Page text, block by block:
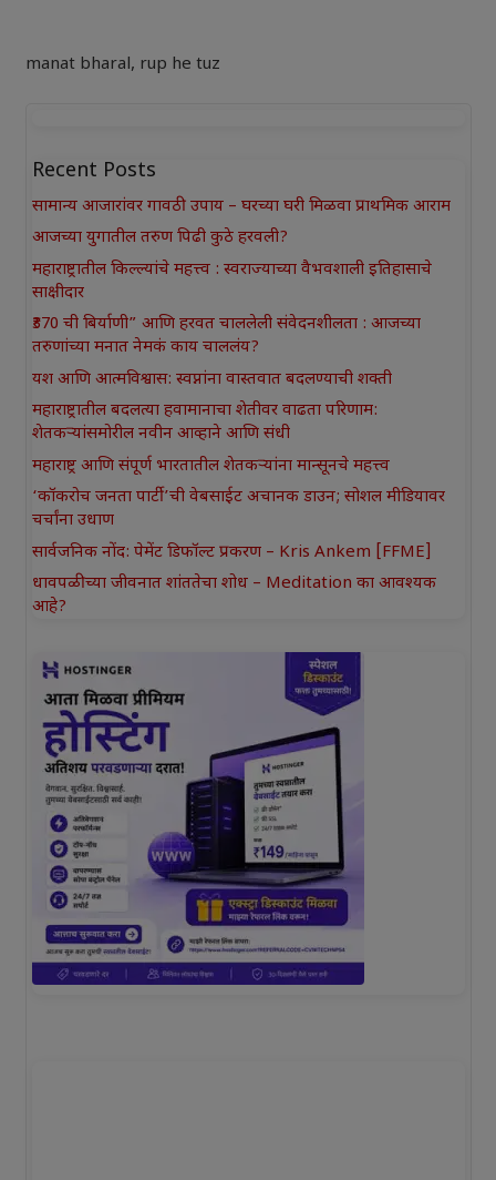
manat bharal, rup he tuz
Recent Posts
सामान्य आजारांवर गावठी उपाय – घरच्या घरी मिळवा प्राथमिक आराम
आजच्या युगातील तरुण पिढी कुठे हरवली?
महाराष्ट्रातील किल्ल्यांचे महत्त्व : स्वराज्याच्या वैभवशाली इतिहासाचे
साक्षीदार
₹370 ची बिर्याणी” आणि हरवत चाललेली संवेदनशीलता : आजच्या
तरुणांच्या मनात नेमकं काय चाललंय?
यश आणि आत्मविश्वास: स्वप्नांना वास्तवात बदलण्याची शक्ती
महाराष्ट्रातील बदलत्या हवामानाचा शेतीवर वाढता परिणाम:
शेतकऱ्यांसमोरील नवीन आव्हाने आणि संधी
महाराष्ट्र आणि संपूर्ण भारतातील शेतकऱ्यांना मान्सूनचे महत्त्व
‘कॉकरोच जनता पार्टी’ची वेबसाईट अचानक डाउन; सोशल मीडियावर
चर्चांना उधाण
सार्वजनिक नोंद: पेमेंट डिफॉल्ट प्रकरण – Kris Ankem [FFME]
धावपळीच्या जीवनात शांततेचा शोध – Meditation का आवश्यक
आहे?